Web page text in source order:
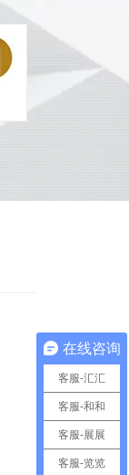
在线咨询
客服-汇汇
客服-和和
客服-展展
客服-览览